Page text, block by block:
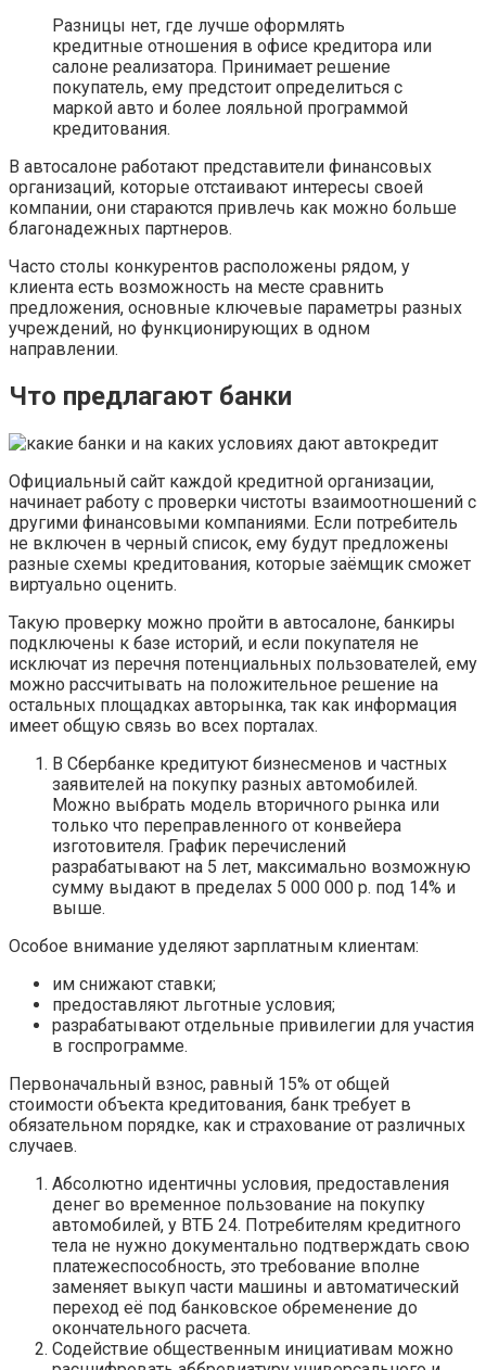
Разницы нет, где лучше оформлять
кредитные отношения в офисе кредитора или
салоне реализатора. Принимает решение
покупатель, ему предстоит определиться с
маркой авто и более лояльной программой
кредитования.
В автосалоне работают представители финансовых
организаций, которые отстаивают интересы своей
компании, они стараются привлечь как можно больше
благонадежных партнеров.
Часто столы конкурентов расположены рядом, у
клиента есть возможность на месте сравнить
предложения, основные ключевые параметры разных
учреждений, но функционирующих в одном
направлении.
Что предлагают банки
Официальный сайт каждой кредитной организации,
начинает работу с проверки чистоты взаимоотношений с
другими финансовыми компаниями. Если потребитель
не включен в черный список, ему будут предложены
разные схемы кредитования, которые заёмщик сможет
виртуально оценить.
Такую проверку можно пройти в автосалоне, банкиры
подключены к базе историй, и если покупателя не
исключат из перечня потенциальных пользователей, ему
можно рассчитывать на положительное решение на
остальных площадках авторынка, так как информация
имеет общую связь во всех порталах.
В Сбербанке кредитуют бизнесменов и частных
заявителей на покупку разных автомобилей.
Можно выбрать модель вторичного рынка или
только что переправленного от конвейера
изготовителя. График перечислений
разрабатывают на 5 лет, максимально возможную
сумму выдают в пределах 5 000 000 р. под 14% и
выше.
Особое внимание уделяют зарплатным клиентам:
им снижают ставки;
предоставляют льготные условия;
разрабатывают отдельные привилегии для участия
в госпрограмме.
Первоначальный взнос, равный 15% от общей
стоимости объекта кредитования, банк требует в
обязательном порядке, как и страхование от различных
случаев.
Абсолютно идентичны условия, предоставления
денег во временное пользование на покупку
автомобилей, у ВТБ 24. Потребителям кредитного
тела не нужно документально подтверждать свою
платежеспособность, это требование вполне
заменяет выкуп части машины и автоматический
переход её под банковское обременение до
окончательного расчета.
Содействие общественным инициативам можно